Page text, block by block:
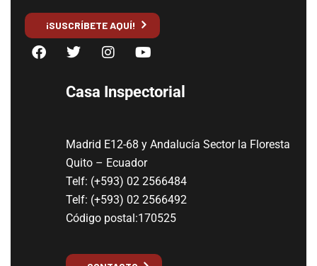
¡SUSCRÍBETE AQUÍ!
Casa Inspectorial
Madrid E12-68 y Andalucía Sector la Floresta
Quito – Ecuador
Telf: (+593) 02 2566484
Telf: (+593) 02 2566492
Código postal:170525